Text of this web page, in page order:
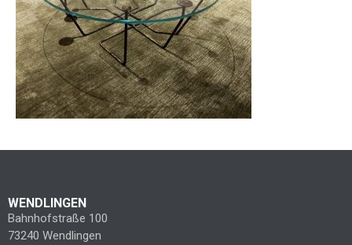
WENDLINGEN
Bahnhofstraße 100
73240 Wendlingen